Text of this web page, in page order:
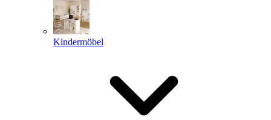
Kindermöbel